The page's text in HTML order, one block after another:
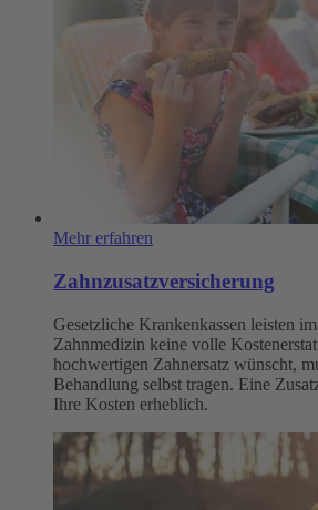
Mehr erfahren
Zahnzusatzversicherung
Gesetzliche Krankenkassen leisten
Zahnmedizin keine volle
hochwertigen Zahnersatz wünscht,
Behandlung selbst tragen. Eine
Ihre Kosten erheblich.